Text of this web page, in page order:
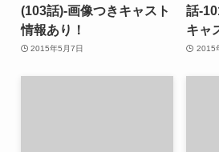
(103話)-画像つきキャスト
情報あり！
2015年5月7日
話-
キャ
2015